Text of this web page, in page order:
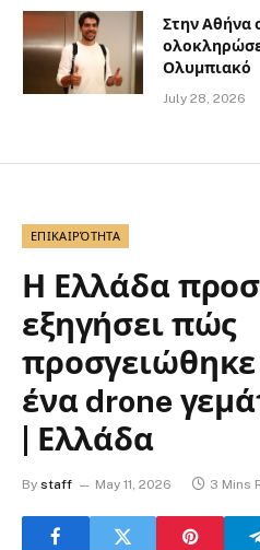
Στην Αθήνα
Ολυμπιακό
July 28, 2026
ΕΠΙΚΑΙΡΌΤΗΤΑ
Η Ελλάδα
εξηγήσει πώς
ένα drone
| Ελλάδα
By staff May 11, 2026 3 Mins